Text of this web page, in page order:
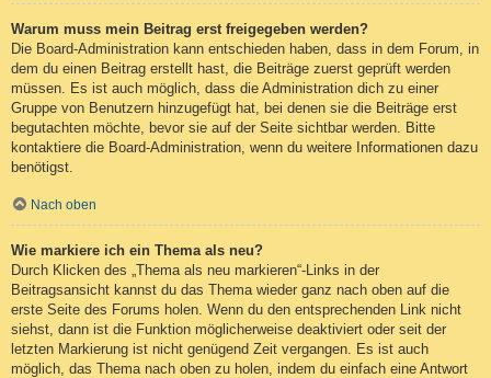
Warum muss mein Beitrag erst freigegeben werden?
Die Board-Administration kann entschieden haben, dass in dem Forum, in
dem du einen Beitrag erstellt hast, die Beiträge zuerst geprüft werden
müssen. Es ist auch möglich, dass die Administration dich zu einer
Gruppe von Benutzern hinzugefügt hat, bei denen sie die Beiträge erst
begutachten möchte, bevor sie auf der Seite sichtbar werden. Bitte
kontaktiere die Board-Administration, wenn du weitere Informationen dazu
benötigst.
Nach oben
Wie markiere ich ein Thema als neu?
Durch Klicken des „Thema als neu markieren“-Links in der
Beitragsansicht kannst du das Thema wieder ganz nach oben auf die
erste Seite des Forums holen. Wenn du den entsprechenden Link nicht
siehst, dann ist die Funktion möglicherweise deaktiviert oder seit der
letzten Markierung ist nicht genügend Zeit vergangen. Es ist auch
möglich, das Thema nach oben zu holen, indem du einfach eine Antwort